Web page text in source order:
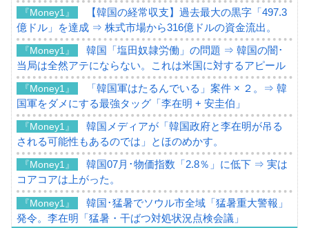
『Money1』
【韓国の経常収支】過去最大の黒字「497.3
億ドル」を達成 ⇒ 株式市場から316億ドルの資金流出。
『Money1』
韓国「塩田奴隷労働」の問題 ⇒ 韓国の闇･
当局は全然アテにならない。これは米国に対するアピール
『Money1』
「韓国軍はたるんでいる」案件 × ２。⇒ 韓
国軍をダメにする最強タッグ「李在明 + 安圭伯」
『Money1』
韓国メディアが「韓国政府と李在明が吊る
される可能性もあるのでは」とほのめかす。
『Money1』
韓国07月･物価指数「2.8％」に低下 ⇒ 実は
コアコアは上がった。
『Money1』
韓国･猛暑でソウル市全域「猛暑重大警報」
発令。李在明「猛暑・干ばつ対処状況点検会議」